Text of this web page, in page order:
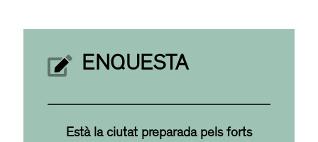
ENQUESTA
Està la ciutat preparada pels forts